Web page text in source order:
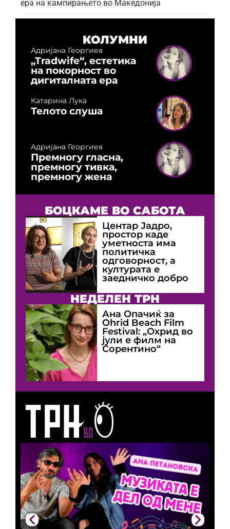
ера на кампирањето во Македонија
КОЛУМНИ
Адријана Георгиев
„Tradwife“, естетика
на покорност во
дигиталната ера
Катарина Лука
Телото слуша
Адријана Георгиев
Премногу гласна,
премногу тивка,
премногу жена
БОЦКАМЕ ВО САБОТА
Центар Јадро,
простор каде
уметноста има
политичка
одговорност, а
културата е
заедничко добро
НЕДЕЛЕН ТРН
Ана Опачиќ за
Оhrid Beach Film
Festival: „Охрид во
јули е филм на
Сорентино“